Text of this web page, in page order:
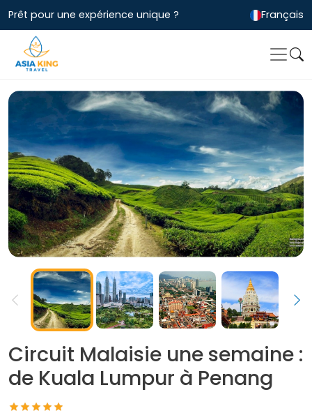
Prêt pour une expérience unique ? Français
Circuit Malaisie une semaine :
de Kuala Lumpur à Penang